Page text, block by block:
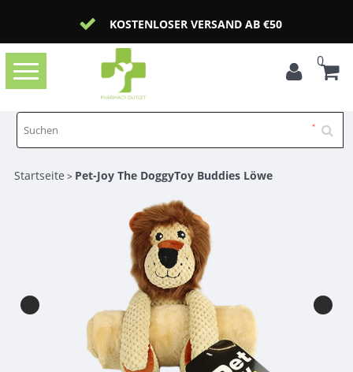
KOSTENLOSER VERSAND AB €50
Toggle
navigation
0
Startseite > Pet-Joy The DoggyToy Buddies Löwe